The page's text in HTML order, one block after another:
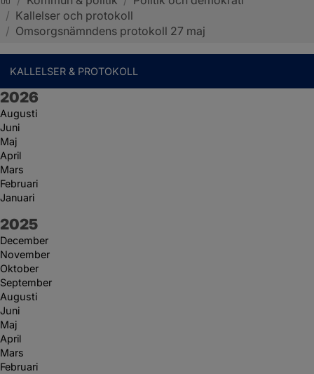
Sotenäs kommun
/ Kallelser och protokoll
/ Omsorgsnämndens protokoll 27 maj
KALLELSER & PROTOKOLL
År:
2026
Augusti
Juni
Maj
April
Mars
Februari
Januari
År:
2025
December
November
Oktober
September
Augusti
Juni
Maj
April
Mars
Februari